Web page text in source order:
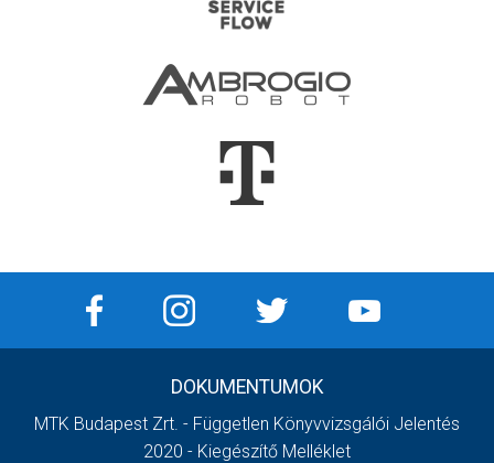
DOKUMENTUMOK
MTK Budapest Zrt. - Független Könyvvizsgálói Jelentés
2020 - Kiegészítő Melléklet